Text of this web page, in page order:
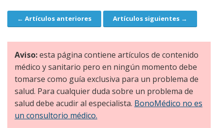
Navegación
← Artículos anteriores Artículos siguientes →
Aviso:esta página contiene artículos de contenido
médico y sanitario pero en ningún momento debe
tomarse como guía exclusiva para un problema de
salud. Para cualquier duda sobre un problema de
salud debe acudir al especialista. BonoMédico no es
un consultorio médico.